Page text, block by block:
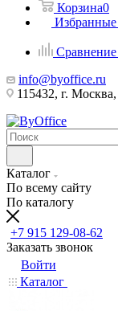
Корзина0
Сравнение
info@byoffice.ru
115432, г.
Каталог
По всему сайту
По каталогу
+7 915 129-08-62
Заказать звонок
Войти
Каталог